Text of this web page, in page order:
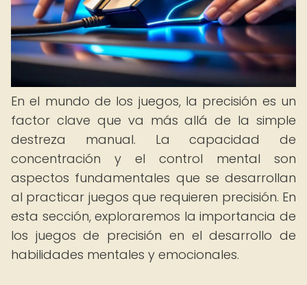
En el mundo de los juegos, la precisión es un
factor clave que va más allá de la simple
destreza manual. La capacidad de
concentración y el control mental son
aspectos fundamentales que se desarrollan
al practicar juegos que requieren precisión. En
esta sección, exploraremos la importancia de
los juegos de precisión en el desarrollo de
habilidades mentales y emocionales.